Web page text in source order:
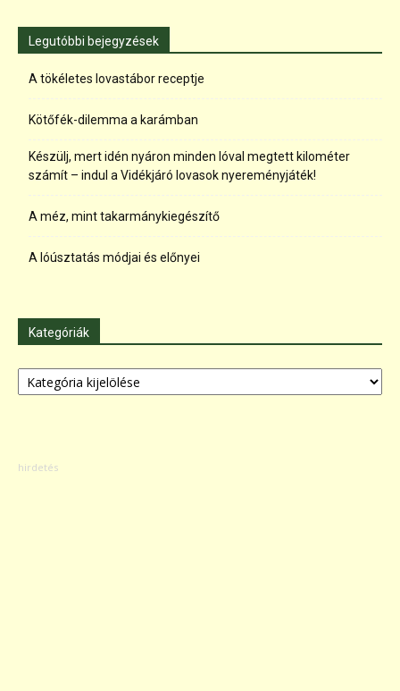
Legutóbbi bejegyzések
A tökéletes lovastábor receptje
Kötőfék-dilemma a karámban
Készülj, mert idén nyáron minden lóval megtett kilométer
számít – indul a Vidékjáró lovasok nyereményjáték!
A méz, mint takarmánykiegészítő
A lóúsztatás módjai és előnyei
Kategóriák
Kategóriák